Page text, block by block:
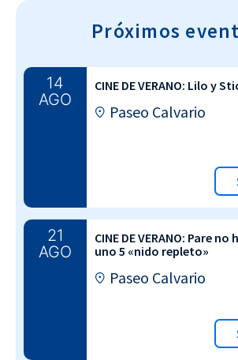
Próximos
14
AGO
CINE DE VERANO: Lilo y
Paseo Calvario
21
AGO
CINE DE VERANO: Pare
uno 5 «nido repleto»
Paseo Calvario